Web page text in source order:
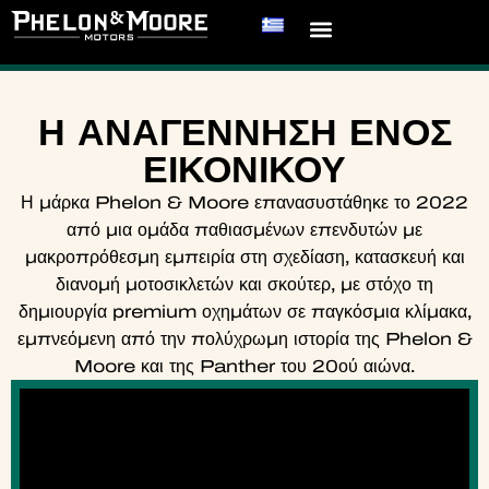
Η ΑΝΑΓΕΝΝΗΣΗ ΕΝΟΣ
ΕΙΚΟΝΙΚΟΥ
Η μάρκα Phelon & Moore επανασυστάθηκε το 2022
από μια ομάδα παθιασμένων επενδυτών με
μακροπρόθεσμη εμπειρία στη σχεδίαση, κατασκευή και
διανομή μοτοσικλετών και σκούτερ, με στόχο τη
δημιουργία premium οχημάτων σε παγκόσμια κλίμακα,
εμπνεόμενη από την πολύχρωμη ιστορία της Phelon &
Moore και της Panther του 20ού αιώνα.